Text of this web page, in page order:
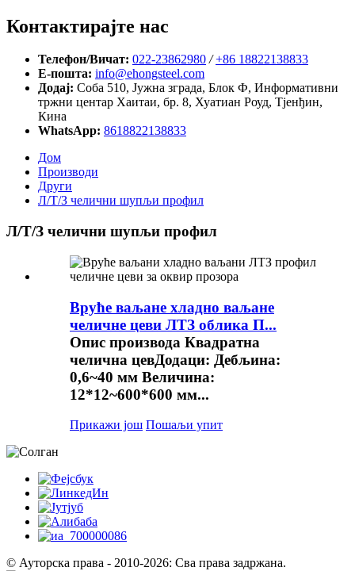
Контактирајте нас
Телефон/Вичат: 022-23862980 / +86 18822138833
Е-пошта: info@ehongsteel.com
Додај: Соба 510, Јужна зграда, Блок Ф, Информативни
тржни центар Хаитаи, бр. 8, Хуатиан Роуд, Тјенђин,
Кина
WhatsApp: 8618822138833
Дом
Производи
Други
Л/Т/З челични шупљи профил
Л/Т/З челични шупљи профил
Вруће ваљане хладно ваљане
челичне цеви ЛТЗ облика П...
Опис производа Квадратна
челична цевДодаци: Дебљина:
0,6~40 мм Величина:
12*12~600*600 мм...
Прикажи још Пошаљи упит
© Ауторска права - 2010-2026: Сва права задржана.